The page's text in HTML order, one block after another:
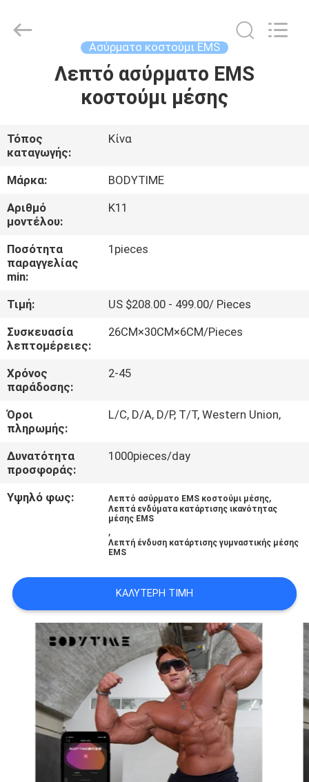
ΠΕΡΊΠΟΥ
ΕΜΕΊΣ
ΓΎΡΟΣ
ΕΡΓΟΣΤΑΣΊΩΝ
ΠΟΙΟΤΙΚΌΣ
ΜΑΣ
ΕΛΆΤΕ
ΣΕ
ΕΠΑΦΉ
ΜΕ
ΝΈΑ
ΠΕΡΙΠΤΏΣΕΙΣ
ΖΗΤΉΣΤΕ
ΈΝΑ
ΑΠΌΣΠΑΣΜΑ
SITEMAP
PRIVACY
POLICY
Technology
Ασύρματο κοστούμι EMS
Λεπτό ασύρματο EMS
κοστούμι μέσης
Τόπος
καταγωγής:
Κίνα
Μάρκα:
BODYTIME
Αριθμό
μοντέλου:
K11
Ποσότητα
παραγγελίας
min:
1pieces
Τιμή:
US $208.00 - 499.00/ Pieces
Συσκευασία
λεπτομέρειες:
26CM×30CM×6CM/Pieces
Χρόνος
παράδοσης:
2-45
Όροι
πληρωμής:
L/C, D/A, D/P, T/T, Western Union,
Δυνατότητα
προσφοράς:
1000pieces/day
Υψηλό φως: Λεπτό ασύρματο EMS κοστούμι μέσης,
Λεπτά ενδύματα κατάρτισης ικανότητας
μέσης EMS
,
Λεπτή ένδυση κατάρτισης γυμναστικής μέσης
EMS
ΚΑΛΎΤΕΡΗ ΤΙΜΉ